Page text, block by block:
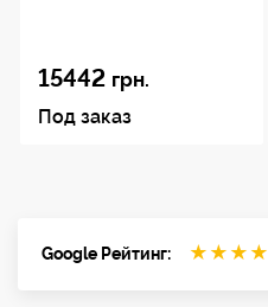
15442 грн.
Под заказ
Google Рейтинг: ★ ★ ★ ★